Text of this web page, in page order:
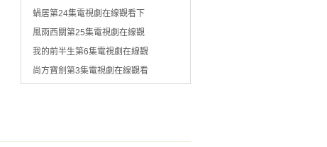
蝸居第24集電視劇在線觀看下
風雨西關第25集電視劇在線觀
我的前半生第6集電視劇在線觀
尚方寶劍第3集電視劇在線觀看